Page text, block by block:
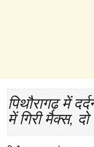
पिथौरागढ़ में
में गिरी मैक्स,